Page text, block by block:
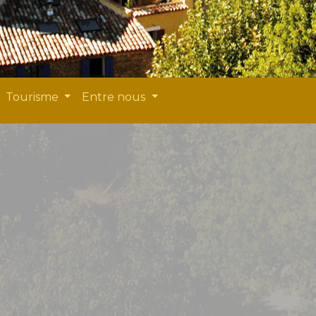
Tourisme Entre nous